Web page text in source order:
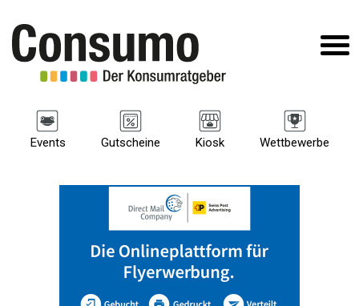
Events Gutscheine Kiosk Wettbewerbe